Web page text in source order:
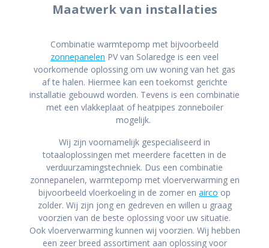
Maatwerk van installaties
Combinatie warmtepomp met bijvoorbeeld
zonnepanelen PV van Solaredge is een veel
voorkomende oplossing om uw woning van het gas
af te halen. Hiermee kan een toekomst gerichte
installatie gebouwd worden. Tevens is een combinatie
met een vlakkeplaat of heatpipes zonneboiler
mogelijk.
Wij zijn voornamelijk gespecialiseerd in
totaaloplossingen met meerdere facetten in de
verduurzamingstechniek. Dus een combinatie
zonnepanelen, warmtepomp met vloerverwarming en
bijvoorbeeld vloerkoeling in de zomer en airco op
zolder. Wij zijn jong en gedreven en willen u graag
voorzien van de beste oplossing voor uw situatie.
Ook vloerverwarming kunnen wij voorzien. Wij hebben
een zeer breed assortiment aan oplossing voor